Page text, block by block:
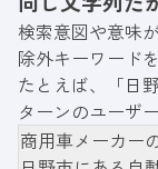
検索意図や意味
除外キーワード
たとえば、「日
ターンのユーザ
商用車メーカー